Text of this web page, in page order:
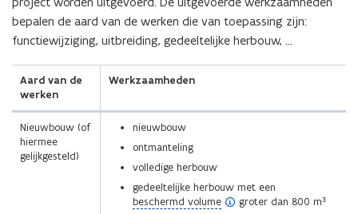
bepalen de aard van de werken die van toepassing zijn:
functiewijziging, uitbreiding, gedeeltelijke herbouw, …
Aard van de
werken
Werkzaamheden
Nieuwbouw (of
hiermee
gelijkgesteld)
nieuwbouw
ontmanteling
volledige herbouw
gedeeltelijke herbouw met een
beschermd volume
(
groter dan 800 m³